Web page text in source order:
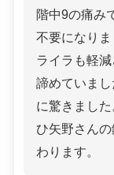
階中9の痛み
不要になり
ライラも軽
諦めていま
に驚きまし
ひ矢野さん
わります。